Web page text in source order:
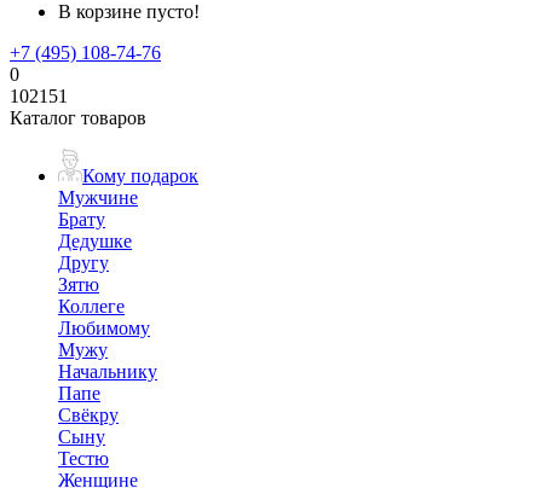
В корзине пусто!
+7 (495) 108-74-76
0
102151
Каталог товаров
Кому подарок
Мужчине
Брату
Дедушке
Другу
Зятю
Коллеге
Любимому
Мужу
Начальнику
Папе
Свёкру
Сыну
Тестю
Женщине